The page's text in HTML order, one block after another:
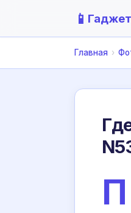
📱
Главная ›
П